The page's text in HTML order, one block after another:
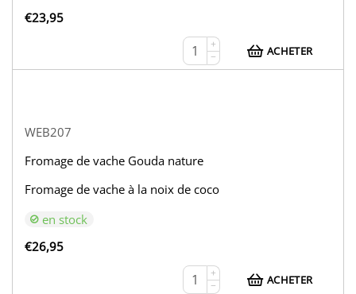
€23,95
+
−
ACHETER
WEB207
Fromage de vache Gouda nature
Fromage de vache à la noix de coco
en stock
€26,95
+
−
ACHETER